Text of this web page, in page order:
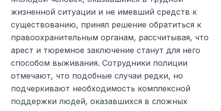
жизненной ситуации и не имевший средств к
существованию, принял решение обратиться к
правоохранительным органам, рассчитывая, что
арест и тюремное заключение станут для него
способом выживания. Сотрудники полиции
отмечают, что подобные случаи редки, но
подчеркивают необходимость комплексной
поддержки людей, оказавшихся в сложных